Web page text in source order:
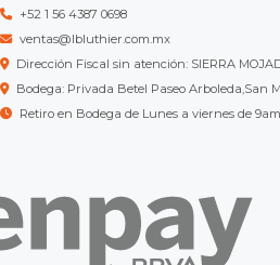
+52 1 56 4387 0698
ventas@lbluthier.com.mx
Dirección Fiscal sin atención: SIERRA
Bodega: Privada Betel Paseo Arboleda,San
Retiro en Bodega de Lunes a viernes de